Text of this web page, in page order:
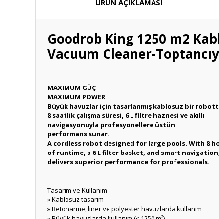
ÜRÜN AÇIKLAMASI
Goodrob King 1250 m2
Vacuum Cleaner-
MAXIMUM GÜÇ
MAXIMUM POWER
Büyük havuzlar için tasarlanmış kablosuz bir
8 saatlik çalışma süresi, 6 L filtre haznesi ve akıllı
navigasyonuyla profesyonellere üstün
performans sunar.
A cordless robot designed for large pools. With 8
of runtime, a 6 L filter basket, and smart
delivers superior performance for professionals.
Tasarım ve Kullanım
» Kablosuz tasarım
» Betonarme, liner ve polyester havuzlarda kullanım